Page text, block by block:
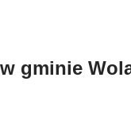
gminie